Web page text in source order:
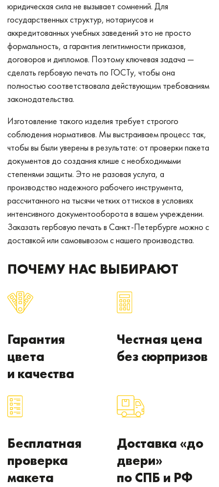
юридическая сила не вызывает сомнений. Для
государственных структур, нотариусов и
аккредитованных учебных заведений это не просто
формальность, а гарантия легитимности приказов,
договоров и дипломов. Поэтому ключевая задача —
сделать гербовую печать по ГОСТу, чтобы она
полностью соответствовала действующим требованиям
законодательства.
Изготовление такого изделия требует строгого
соблюдения нормативов. Мы выстраиваем процесс так,
чтобы вы были уверены в результате: от проверки пакета
документов до создания клише с необходимыми
степенями защиты. Это не разовая услуга, а
производство надежного рабочего инструмента,
рассчитанного на тысячи четких оттисков в условиях
интенсивного документооборота в вашем учреждении.
Заказать гербовую печать в Санкт-Петербурге можно с
доставкой или самовывозом с нашего производства.
ПОЧЕМУ НАС ВЫБИРАЮТ
Гарантия
цвета
и качества
Честная цена
без сюрпризов
Бесплатная
проверка
макета
Доставка «до
двери»
по СПБ и РФ